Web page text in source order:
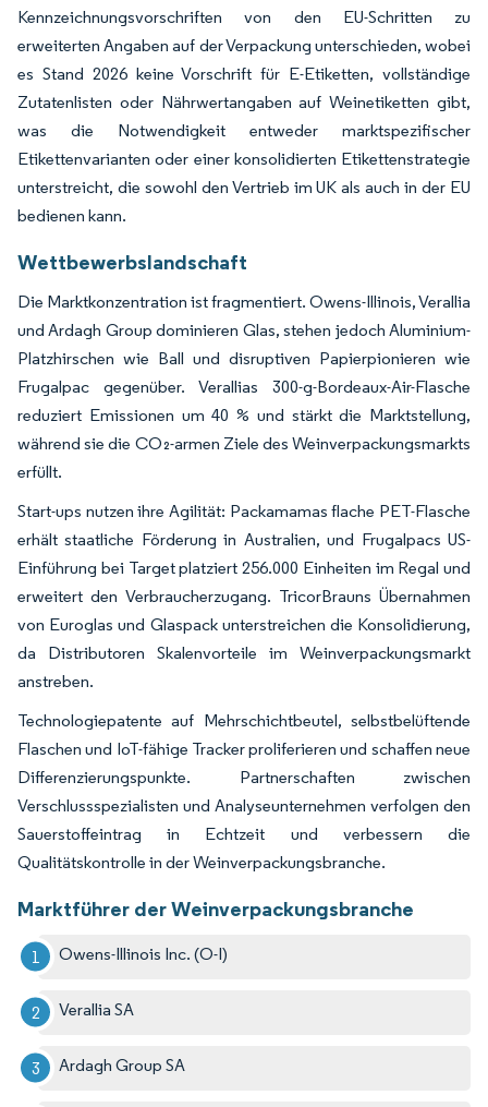
Kennzeichnungsvorschriften von den EU-Schritten zu
erweiterten Angaben auf der Verpackung unterschieden, wobei
es Stand 2026 keine Vorschrift für E-Etiketten, vollständige
Zutatenlisten oder Nährwertangaben auf Weinetiketten gibt,
was die Notwendigkeit entweder marktspezifischer
Etikettenvarianten oder einer konsolidierten Etikettenstrategie
unterstreicht, die sowohl den Vertrieb im UK als auch in der EU
bedienen kann.
Wettbewerbslandschaft
Die Marktkonzentration ist fragmentiert. Owens-Illinois, Verallia
und Ardagh Group dominieren Glas, stehen jedoch Aluminium-
Platzhirschen wie Ball und disruptiven Papierpionieren wie
Frugalpac gegenüber. Verallias 300-g-Bordeaux-Air-Flasche
reduziert Emissionen um 40 % und stärkt die Marktstellung,
während sie die CO₂-armen Ziele des Weinverpackungsmarkts
erfüllt.
Start-ups nutzen ihre Agilität: Packamamas flache PET-Flasche
erhält staatliche Förderung in Australien, und Frugalpacs US-
Einführung bei Target platziert 256.000 Einheiten im Regal und
erweitert den Verbraucherzugang. TricorBrauns Übernahmen
von Euroglas und Glaspack unterstreichen die Konsolidierung,
da Distributoren Skalenvorteile im Weinverpackungsmarkt
anstreben.
Technologiepatente auf Mehrschichtbeutel, selbstbelüftende
Flaschen und IoT-fähige Tracker proliferieren und schaffen neue
Differenzierungspunkte. Partnerschaften zwischen
Verschlussspezialisten und Analyseunternehmen verfolgen den
Sauerstoffeintrag in Echtzeit und verbessern die
Qualitätskontrolle in der Weinverpackungsbranche.
Marktführer der Weinverpackungsbranche
Owens-Illinois Inc. (O-I)
Verallia SA
Ardagh Group SA